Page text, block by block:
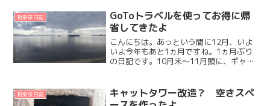
いくだいずです。風邪をひく手前みたい
な感じ。喉や鼻、目の奥が...
新東京日記
GoToトラベルを使ってお得に帰
省してきたよ
こんにちは。あっという間に12月、いよ
いよ今年もあと1ヵ月ですね。1ヵ月ぶり
の日記です。10月末～11月頭に、ギャラ
バルセラピスト認定試験にむけてのお勉
強。覚える...
新東京日記
キャットタワー改造？ 空きスペ